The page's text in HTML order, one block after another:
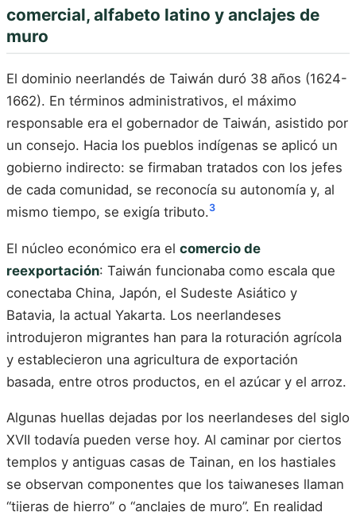
comercial, alfabeto latino y anclajes de
muro
El dominio neerlandés de Taiwán duró 38 años (1624-
1662). En términos administrativos, el máximo
responsable era el gobernador de Taiwán, asistido por
un consejo. Hacia los pueblos indígenas se aplicó un
gobierno indirecto: se firmaban tratados con los jefes
de cada comunidad, se reconocía su autonomía y, al
mismo tiempo, se exigía tributo.3
El núcleo económico era el comercio de
reexportación: Taiwán funcionaba como escala que
conectaba China, Japón, el Sudeste Asiático y
Batavia, la actual Yakarta. Los neerlandeses
introdujeron migrantes han para la roturación agrícola
y establecieron una agricultura de exportación
basada, entre otros productos, en el azúcar y el arroz.
Algunas huellas dejadas por los neerlandeses del siglo
XVII todavía pueden verse hoy. Al caminar por ciertos
templos y antiguas casas de Tainan, en los hastiales
se observan componentes que los taiwaneses llaman
“tijeras de hierro” o “anclajes de muro”. En realidad